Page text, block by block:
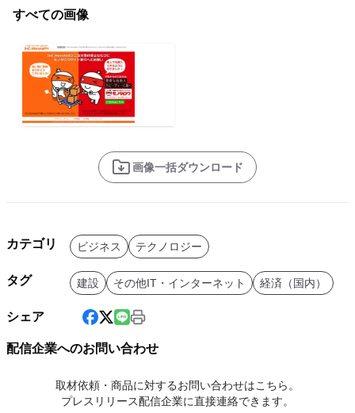
すべての画像
画像一括ダウンロード
カテゴリ ビジネス テクノロジー
タグ 建設 その他IT・インターネット 経済（国内）
シェア
配信企業へのお問い合わせ
取材依頼・商品に対するお問い合わせはこちら。
プレスリリース配信企業に直接連絡できます。